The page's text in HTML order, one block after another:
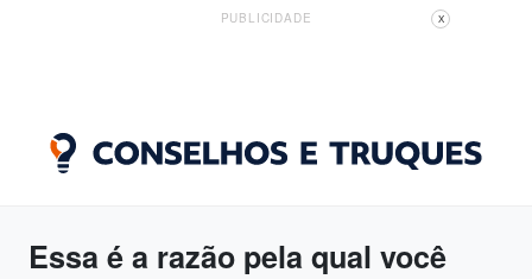
PUBLICIDADE X
Essa é a razão pela qual você